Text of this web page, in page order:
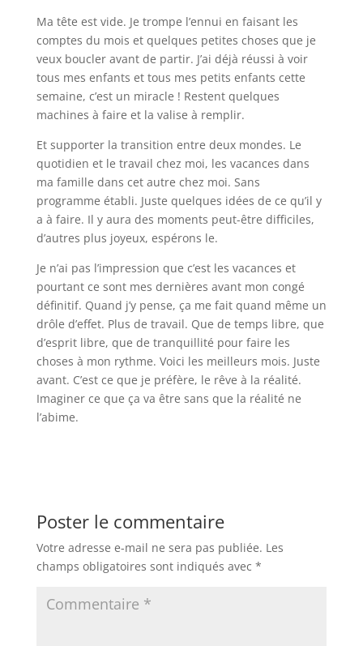
Ma tête est vide. Je trompe l’ennui en faisant les
comptes du mois et quelques petites choses que je
veux boucler avant de partir. J’ai déjà réussi à voir
tous mes enfants et tous mes petits enfants cette
semaine, c’est un miracle ! Restent quelques
machines à faire et la valise à remplir.
Et supporter la transition entre deux mondes. Le
quotidien et le travail chez moi, les vacances dans
ma famille dans cet autre chez moi. Sans
programme établi. Juste quelques idées de ce qu’il y
a à faire. Il y aura des moments peut-être difficiles,
d’autres plus joyeux, espérons le.
Je n’ai pas l’impression que c’est les vacances et
pourtant ce sont mes dernières avant mon congé
définitif. Quand j’y pense, ça me fait quand même un
drôle d’effet. Plus de travail. Que de temps libre, que
d’esprit libre, que de tranquillité pour faire les
choses à mon rythme. Voici les meilleurs mois. Juste
avant. C’est ce que je préfère, le rêve à la réalité.
Imaginer ce que ça va être sans que la réalité ne
l’abime.
Poster le commentaire
Votre adresse e-mail ne sera pas publiée. Les
champs obligatoires sont indiqués avec *